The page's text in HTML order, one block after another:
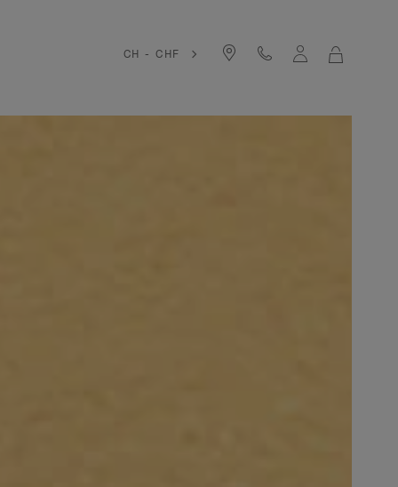
CH - CHF